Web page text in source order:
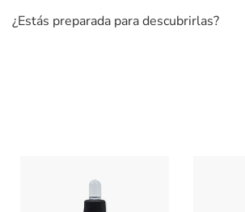
¿Estás preparada para descubrirlas?